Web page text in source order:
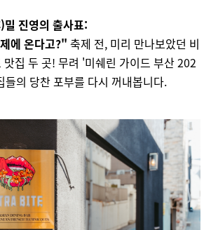
진영의 출사표:
에 온다고?" 축제 전, 미리 만나보았던 비
집 두 곳! 무려 '미쉐린 가이드 부산 202
들의 당찬 포부를 다시 꺼내봅니다.